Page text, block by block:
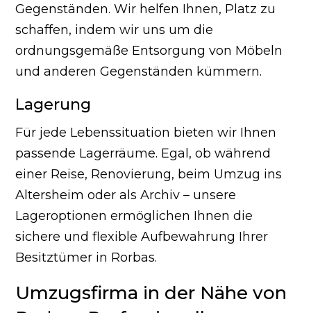
Gegenständen. Wir helfen Ihnen, Platz zu
schaffen, indem wir uns um die
ordnungsgemäße Entsorgung von Möbeln
und anderen Gegenständen kümmern.
Lagerung
Für jede Lebenssituation bieten wir Ihnen
passende Lagerräume. Egal, ob während
einer Reise, Renovierung, beim Umzug ins
Altersheim oder als Archiv – unsere
Lageroptionen ermöglichen Ihnen die
sichere und flexible Aufbewahrung Ihrer
Besitztümer in Rorbas.
Umzugsfirma in der Nähe von